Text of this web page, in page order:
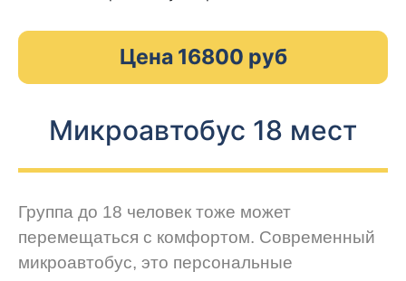
Цена 16800 руб
Микроавтобус 18 мест
Группа до 18 человек тоже может
перемещаться с комфортом. Современный
микроавтобус, это персональные